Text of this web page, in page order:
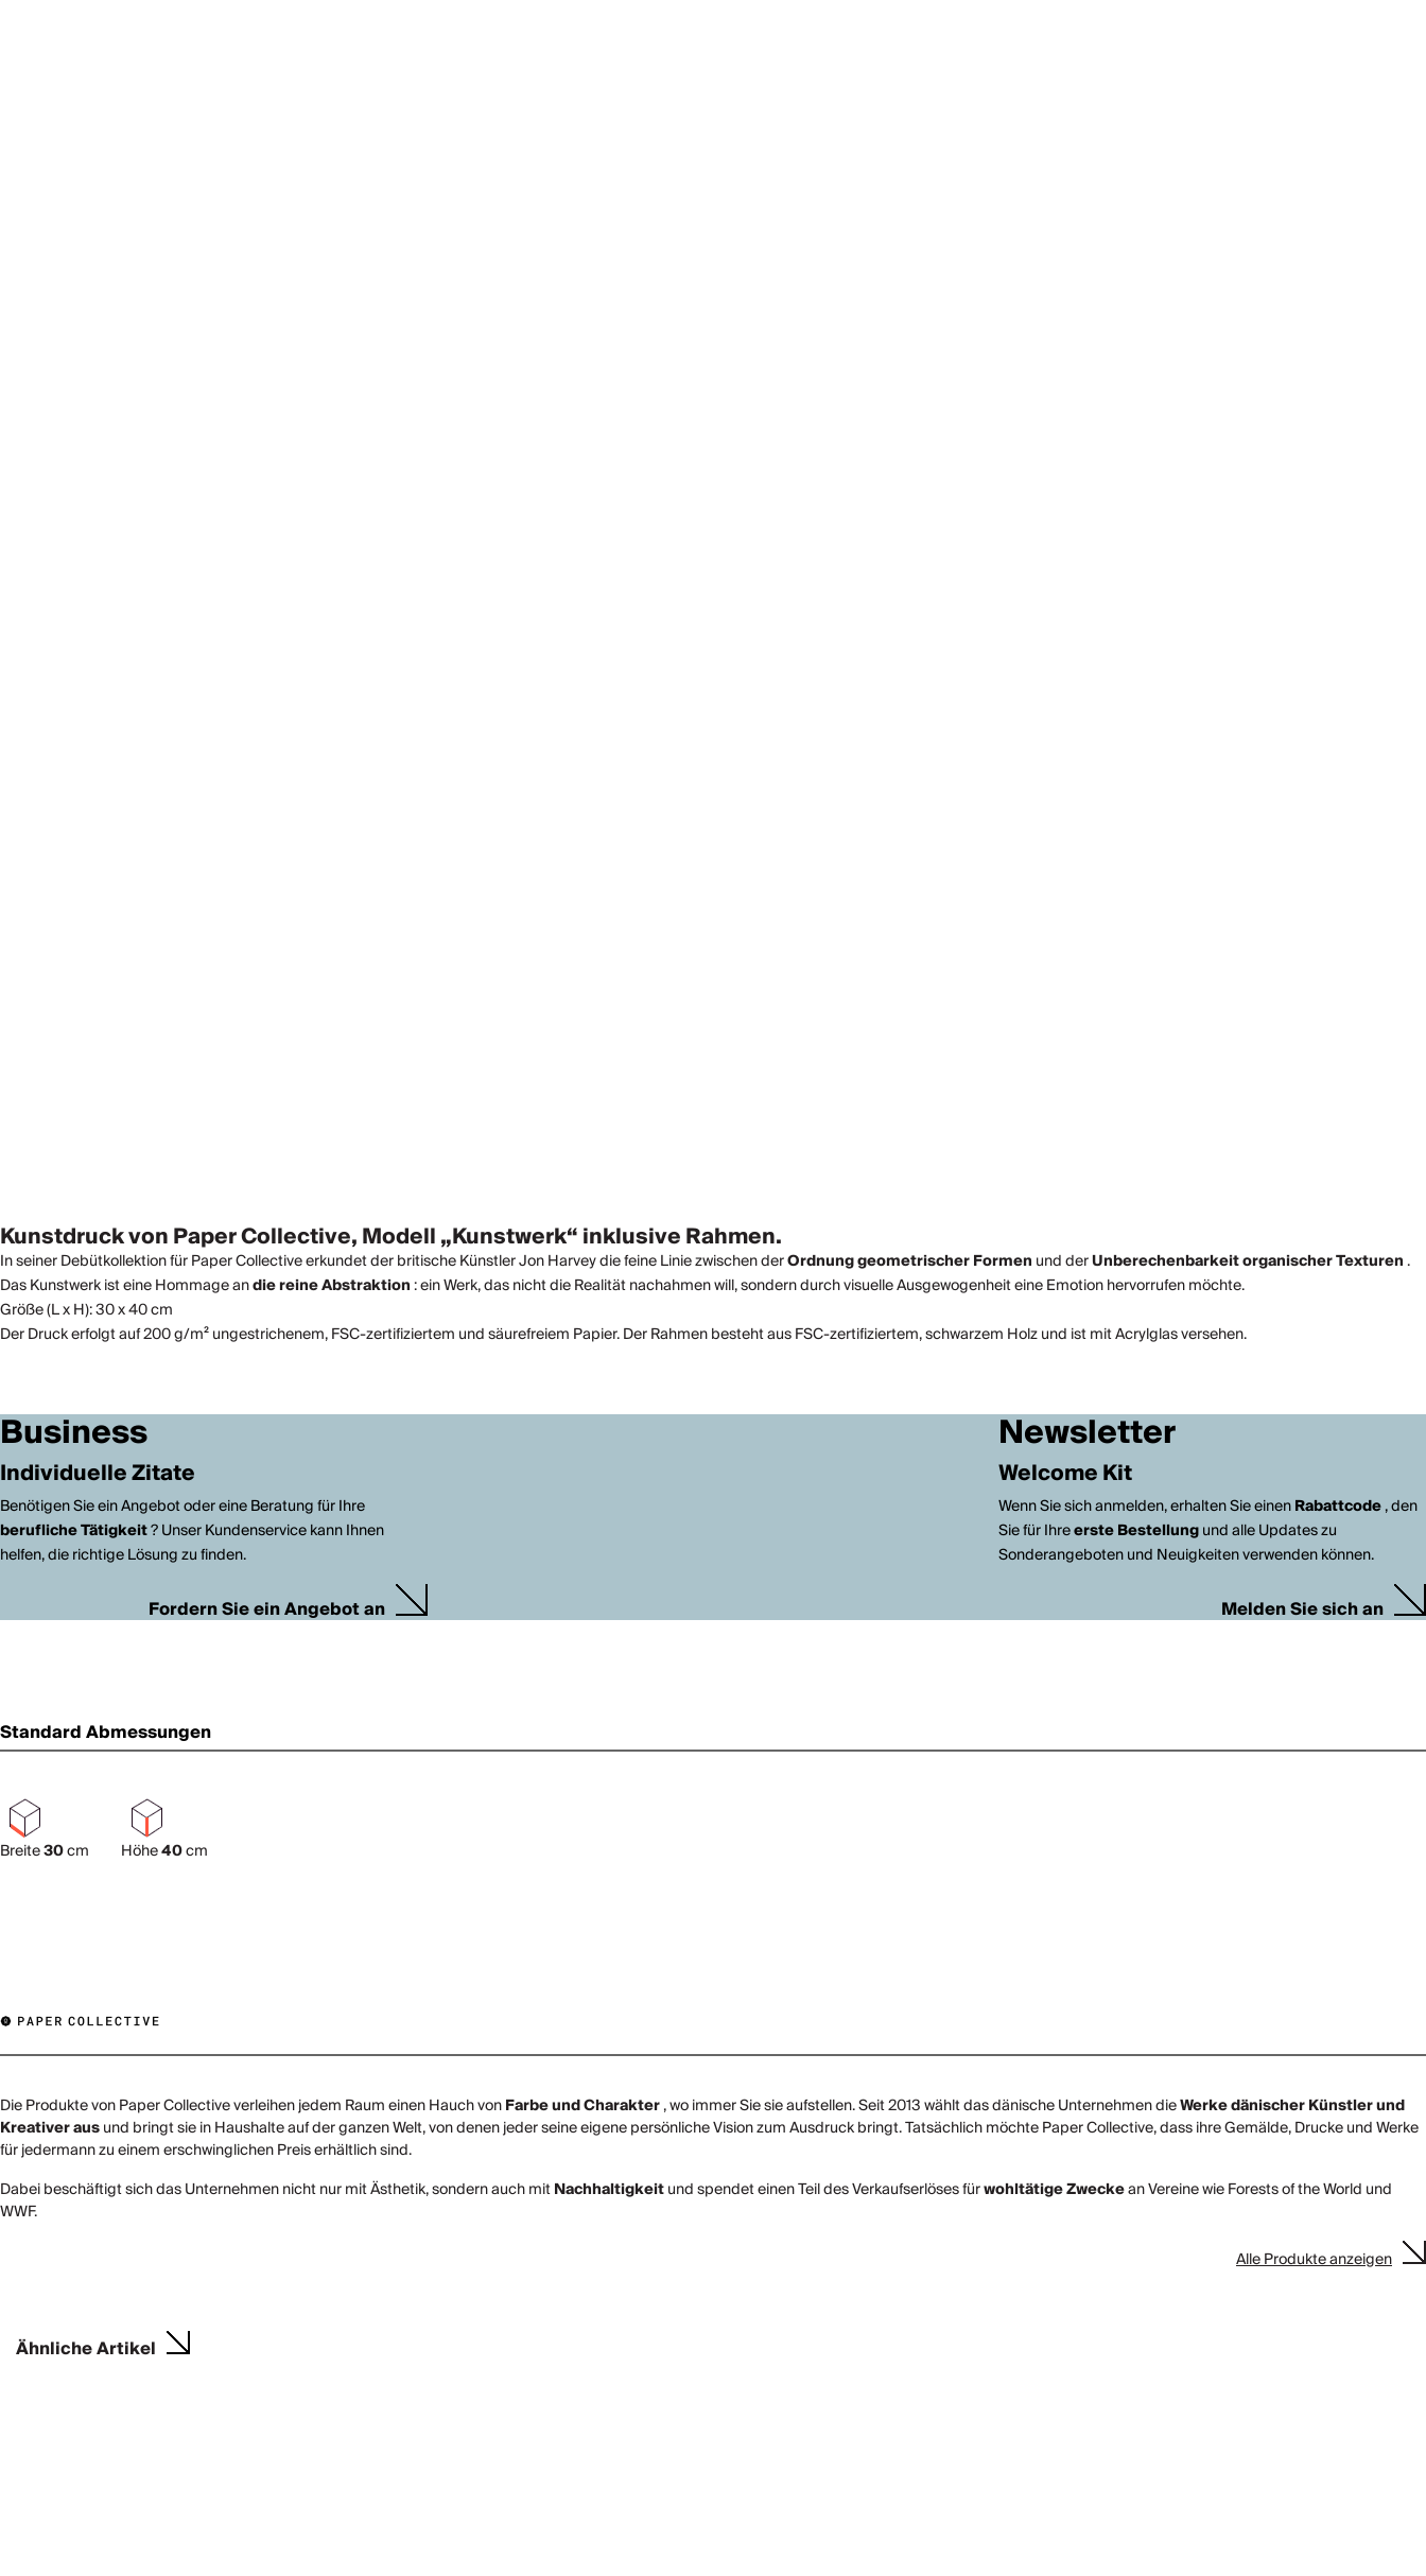
Kunstdruck von Paper Collective, Modell „Kunstwerk“ inklusive Rahmen.
In seiner Debütkollektion für Paper Collective erkundet der britische Künstler Jon Harvey die feine Linie zwischen derOrdnung geometrischer Formen und derUnberechenbarkeit organischer Texturen.
Das Kunstwerk ist eine Hommage andie reine Abstraktion: ein Werk, das nicht die Realität nachahmen will, sondern durch visuelle Ausgewogenheit eine Emotion hervorrufen möchte.
Größe (L x H): 30 x 40 cm
Der Druck erfolgt auf 200 g/m² ungestrichenem, FSC-zertifiziertem und säurefreiem Papier. Der Rahmen besteht aus FSC-zertifiziertem, schwarzem Holz und ist mit Acrylglas versehen.
Business
Individuelle Zitate
Benötigen Sie ein Angebot oder eine Beratung für Ihre
berufliche Tätigkeit? Unser Kundenservice kann Ihnen
helfen, die richtige Lösung zu finden.
Fordern Sie ein Angebot an
Newsletter
Welcome Kit
Wenn Sie sich anmelden, erhalten Sie einenRabattcode, den
Sie für Ihreerste Bestellungund alle Updates zu
Sonderangeboten und Neuigkeiten verwenden können.
Melden Sie sich an
Standard Abmessungen
Breite30cm Höhe40cm
Die Produkte von Paper Collective verleihen jedem Raum einen Hauch vonFarbe und Charakter, wo immer Sie sie aufstellen. Seit 2013 wählt das dänische Unternehmen dieWerke dänischer Künstler und
Kreativer ausund bringt sie in Haushalte auf der ganzen Welt, von denen jeder seine eigene persönliche Vision zum Ausdruck bringt. Tatsächlich möchte Paper Collective, dass ihre Gemälde, Drucke und Werke
für jedermann zu einem erschwinglichen Preis erhältlich sind.
Dabei beschäftigt sich das Unternehmen nicht nur mit Ästhetik, sondern auch mitNachhaltigkeitund spendet einen Teil des Verkaufserlöses fürwohltätige Zweckean Vereine wie Forests of the World und
WWF.
Alle Produkte anzeigen
Ähnliche Artikel